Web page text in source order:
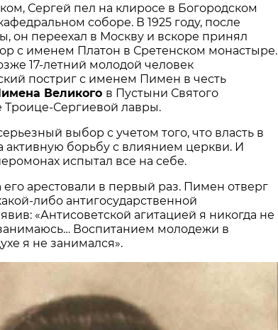
Сергей пел на клиросе в Богородском
соборе. В 1925 году, после
он переехал в Москву и вскоре принял
с именем Платон в Сретенском монастыре.
17-летний молодой человек
постриг с именем Пимен в честь
Великого в Пустыни Святого
Троице-Сергиевой лавры.
выбор с учетом того, что власть в
активную борьбу с влиянием церкви. И
испытал все на себе.
его арестовали в первый раз. Пимен отверг
либо антигосударственной
«Антисоветской агитацией я никогда не
Воспитанием молодежи в
я не занимался».